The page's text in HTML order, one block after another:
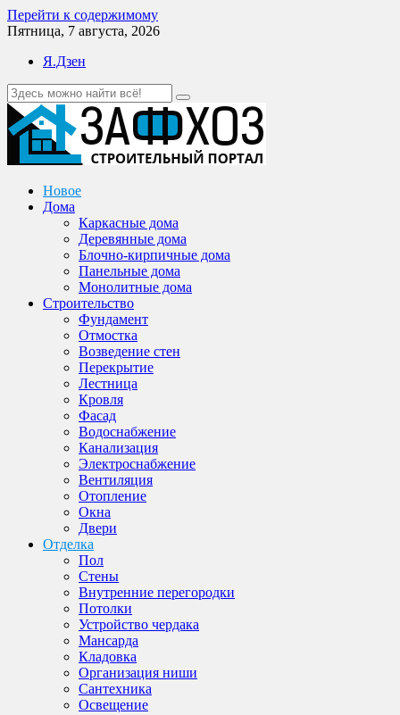
Перейти к содержимому
Пятница, 7 августа, 2026
Я.Дзен
Новое
Дома
Каркасные дома
Деревянные дома
Блочно-кирпичные дома
Панельные дома
Монолитные дома
Строительство
Фундамент
Отмостка
Возведение стен
Перекрытие
Лестница
Кровля
Фасад
Водоснабжение
Канализация
Электроснабжение
Вентиляция
Отопление
Окна
Двери
Отделка
Пол
Стены
Внутренние перегородки
Потолки
Устройство чердака
Мансарда
Кладовка
Организация ниши
Сантехника
Освещение